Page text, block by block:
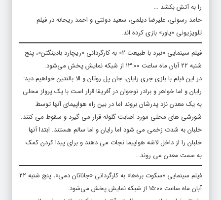
را به آتش بکشد …
حامد رسولی، علیرضا دیلمی، سعید دولتی و احمد ریحانه در فیلم
تلویزیونی «یاور» بازی کرده اند.
فیلم سینمایی «نبرد با طبیعت ۲» به کارگردانی «ریچارد بادینگتن»، پنج
شنبه ۲۲ آبان ماه ساعت ۱۳:۰۰ از شبکه نمایش پخش می‌شود.
در این فیلم با بازی جری رایان، جان پل روتان و الا بالنتین خواهیم دید:
رایان و اما خواهر و برادر نوجوان در آفریقا قرار است با یک پرواز محلی
به یک معدن نزد پدرشان بروند اما در بین راه هواپیمای آنها توسط
شورشی های محلی مورد اصابت گلوله قرار می گیرد و سقوط می کنند.
خلبان به شدت زخمی می شود اما رایان و اما سالم هستند. ابتدا آنها
خلبان را از داخل لاشه هواپیما نجات می دهند و برای پیدا کردن کمک
به سمت معدن می روند…
فیلم سینمایی «سکوت بره‌ها» به کارگردانی «جاناتان دمی»، پنج شنبه ۲۲
آبان ماه ساعت ۱۵:۰۰ از شبکه نمایش پخش می‌شود.